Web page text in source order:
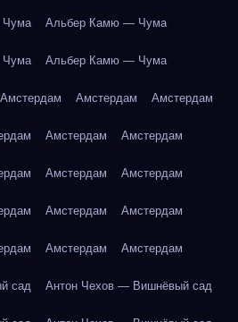
Альбер Камю — Чума
Альбер Камю — Чума
Амстердам Амстердам Амстердам
Амстердам Амстердам
Амстердам Амстердам
Амстердам Амстердам
Амстердам Амстердам
сад Антон Чехов — Вишнёвый сад